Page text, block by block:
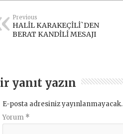
Previous
HALİL KARAKEÇİLİ`DEN
BERAT KANDİLİ MESAJI
yanıt yazın
E-posta adresiniz yayınlanmayacak.
Yorum *